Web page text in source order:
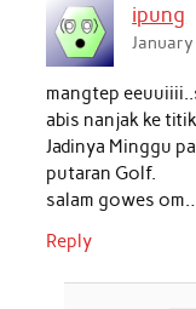
o
o
k
A
p
ipung
mangtep
abis nanjak ke
Jadinya Minggu
putaran Golf.
salam gowes
Reply